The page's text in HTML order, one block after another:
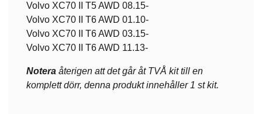
Volvo XC70 II T5 AWD 08.15-
Volvo XC70 II T6 AWD 01.10-
Volvo XC70 II T6 AWD 03.15-
Volvo XC70 II T6 AWD 11.13-
Notera återigen att det går åt TVÅ kit till en
komplett dörr, denna produkt innehåller 1 st kit.